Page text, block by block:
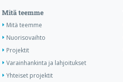
Mitä teemme
Mitä teemme
Nuorisovaihto
Projektit
Varainhankinta ja lahjoitukset
Yhteiset projektit